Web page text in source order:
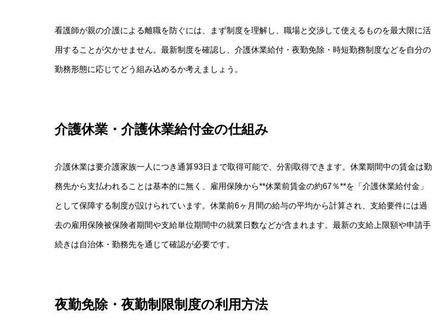
看護師が親の介護による離職を防ぐには、まず制度を理解し、職場と交渉して使えるものを最大限に活
用することが欠かせません。最新制度を確認し、介護休業給付・夜勤免除・時短勤務制度などを自分の
勤務形態に応じてどう組み込めるか考えましょう。
介護休業・介護休業給付金の仕組み
介護休業は要介護家族一人につき通算93日まで取得可能で、分割取得できます。休業期間中の賃金は勤
務先から支払われることは基本的に無く、雇用保険から**休業前賃金の約67％**を「介護休業給付金」
として保障する制度が設けられています。休業前6ヶ月間の給与の平均から計算され、支給要件には過
去の雇用保険被保険者期間や支給単位期間中の就業日数などが含まれます。最新の支給上限額や申請手
続きは自治体・勤務先を通じて確認が必要です。
夜勤免除・夜勤制限制度の利用方法